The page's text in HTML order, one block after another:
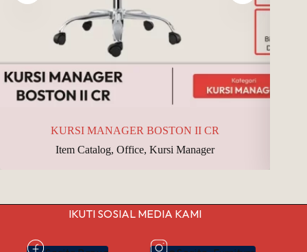
KURSI MANAGER BOSTON II CR
Item Catalog,Office,Kursi Manager
IKUTI SOSIAL MEDIA KAMI